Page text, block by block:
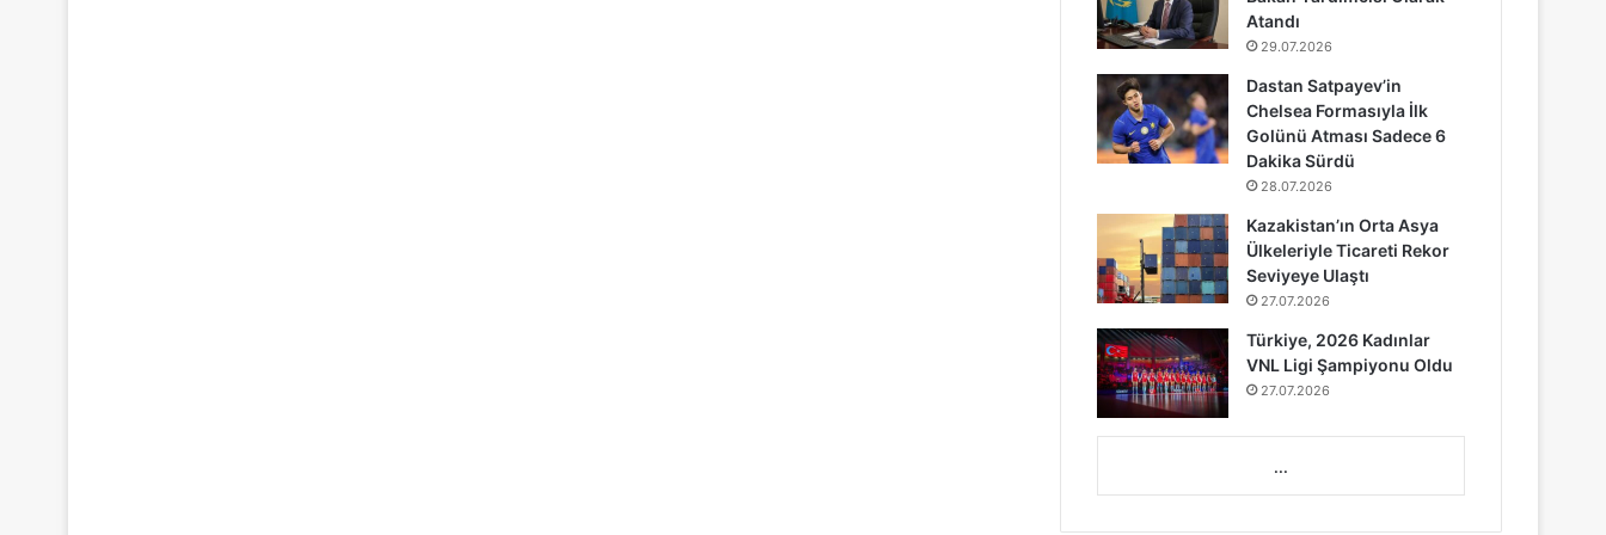
Atandı
29.07.2026
Dastan Satpayev’in
Chelsea Formasıyla İlk
Golünü Atması Sadece 6
Dakika Sürdü
28.07.2026
Kazakistan’ın Orta Asya
Ülkeleriyle Ticareti Rekor
Seviyeye Ulaştı
27.07.2026
Türkiye, 2026 Kadınlar
VNL Ligi Şampiyonu Oldu
27.07.2026
...